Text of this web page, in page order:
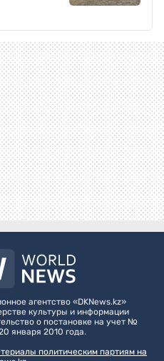
агентство «DKNews.kz»
культуры и информации
о постановке на учет №
января 2010 года.
политическим партиям на